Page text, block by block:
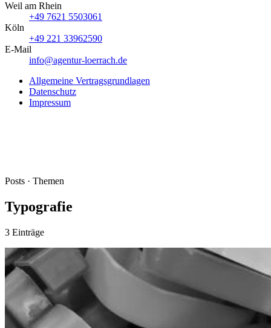
Weil am Rhein
+49 7621 5503061
Köln
+49 221 33962590
E-Mail
info@agentur-loerrach.de
Allgemeine Vertragsgrundlagen
Datenschutz
Impressum
Posts · Themen
Typografie
3 Einträge